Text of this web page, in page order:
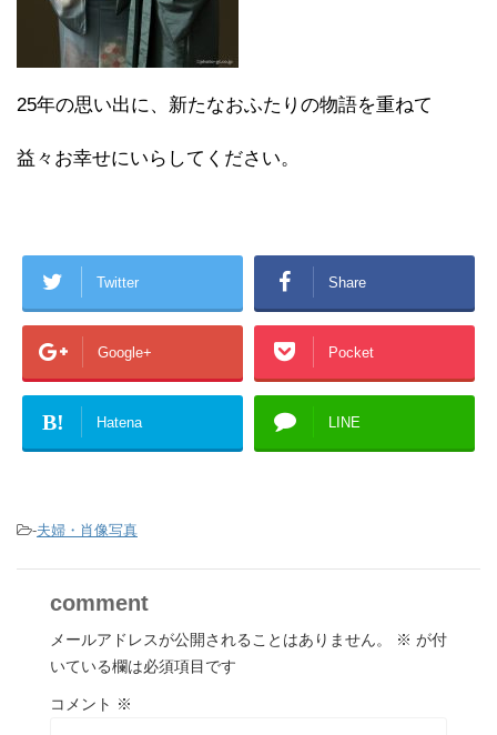
25年の思い出に、新たなおふたりの物語を重ねて
益々お幸せにいらしてください。
Twitter Share
Google+ Pocket
B! Hatena LINE
-夫婦・肖像写真
comment
メールアドレスが公開されることはありません。 ※ が付
いている欄は必須項目です
コメント ※